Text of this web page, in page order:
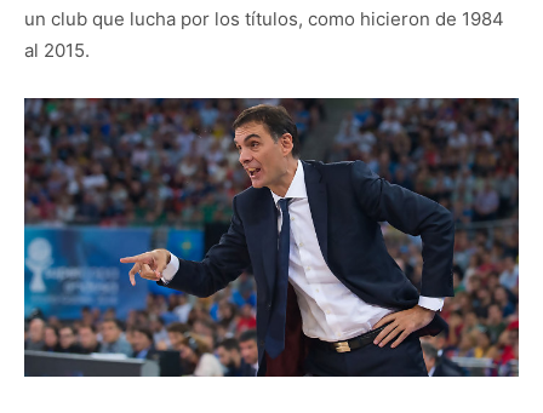
un club que lucha por los títulos, como hicieron de 1984
al 2015.